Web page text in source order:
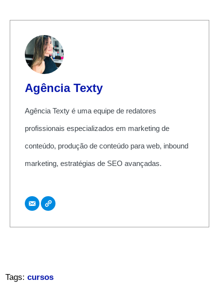
Agência Texty
Agência Texty é uma equipe de redatores
profissionais especializados em marketing de
conteúdo, produção de conteúdo para web, inbound
marketing, estratégias de SEO avançadas.
Tags: cursos